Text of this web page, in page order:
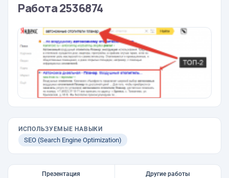
Работа 2536874
ИСПОЛЬЗУЕМЫЕ НАВЫКИ
SEO (Search Engine Optimization)
Презентация Другие работы